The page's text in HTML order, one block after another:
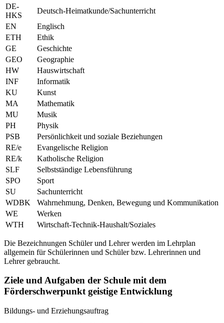
DE-
HKS
Deutsch-Heimatkunde/Sachunterricht
EN
Englisch
ETH
Ethik
GE
Geschichte
GEO
Geographie
HW
Hauswirtschaft
INF
Informatik
KU
Kunst
MA
Mathematik
MU
Musik
PH
Physik
PSB
Persönlichkeit und soziale Beziehungen
RE/e
Evangelische Religion
RE/k
Katholische Religion
SLF
Selbstständige Lebensführung
SPO
Sport
SU
Sachunterricht
WDBK
Wahrnehmung, Denken, Bewegung und Kommunikation
WE
Werken
WTH
Wirtschaft-Technik-Haushalt/Soziales
Die Bezeichnungen Schüler und Lehrer werden im Lehrplan
allgemein für Schülerinnen und Schüler bzw. Lehrerinnen und
Lehrer gebraucht.
Ziele und Aufgaben der Schule mit dem
Förderschwerpunkt geistige Entwicklung
Bildungs- und Erziehungsauftrag